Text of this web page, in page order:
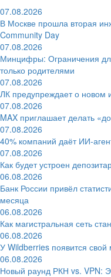
07.08.2026
В Москве прошла вторая
Community Day
07.08.2026
Минцифры: Ограничения
только родителями
07.08.2026
ЛК предупреждает о новом
07.08.2026
MAX приглашает делать
07.08.2026
40% компаний даёт
07.08.2026
Как будет устроен
06.08.2026
Банк России привёл
месяца
06.08.2026
Как магистральная сеть
06.08.2026
У Wildberries появится
06.08.2026
Новый раунд РКН vs. VPN: